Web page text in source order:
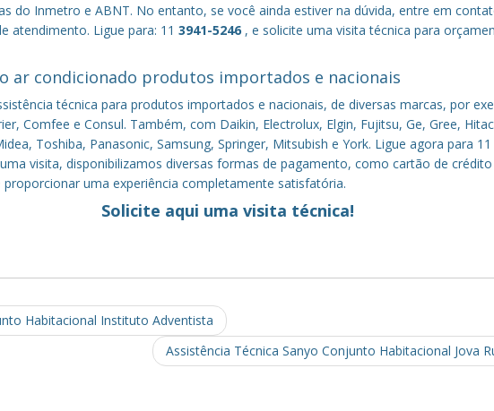
do Inmetro e ABNT. No entanto, se você ainda estiver na dúvida, entre em
atendimento. Ligue para: 113941-5246 , e solicite uma visita técnica para
ar condicionado produtos importados e nacionais
técnica para produtos importados e nacionais, de diversas marcas, por
Comfee e Consul. Também, com Daikin, Electrolux, Elgin, Fujitsu, Ge, Gree,
Toshiba, Panasonic, Samsung, Springer, Mitsubish e York. Ligue agora para
visita, disponibilizamos diversas formas de pagamento, como cartão de crédito
uma experiência completamente satisfatória.
Solicite aqui uma visita técnica!
Habitacional Instituto Adventista
Assistência Técnica Sanyo Conjunto Habitacional Jova